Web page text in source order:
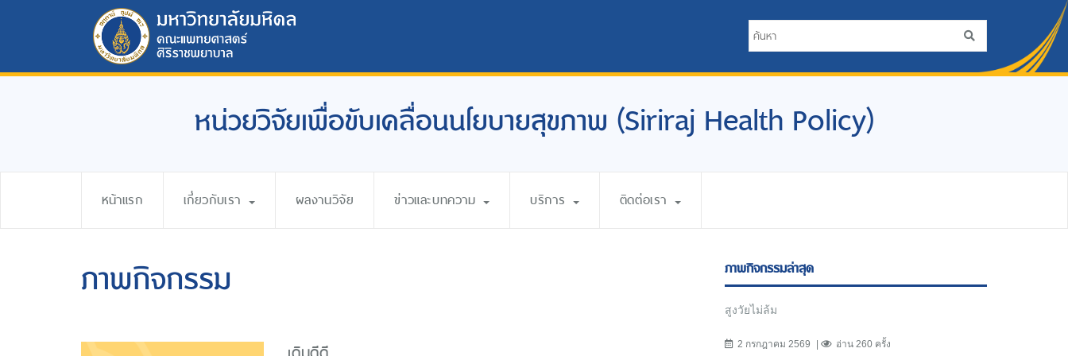
หน่วยวิจัยเพื่อขับเคลื่อนนโยบายสุขภาพ (Siriraj Health Policy)
หน้าแรก เกี่ยวกับเรา ผลงานวิจัย ข่าวและบทความ บริการ ติดต่อเรา
ภาพกิจกรรม ภาพกิจกรรมล่าสุด
สูงวัยไม่ล้ม
2 กรกฎาคม 2569 อ่าน 260 ครั้ง